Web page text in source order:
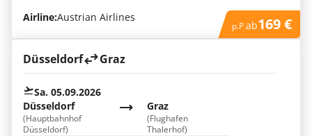
Airline:Austrian Airlines
p.P.ab169 €
Düsseldorf Graz
Sa. 05.09.2026
Düsseldorf
(Hauptbahnhof
Düsseldorf)
Graz
(Flughafen
Thalerhof)